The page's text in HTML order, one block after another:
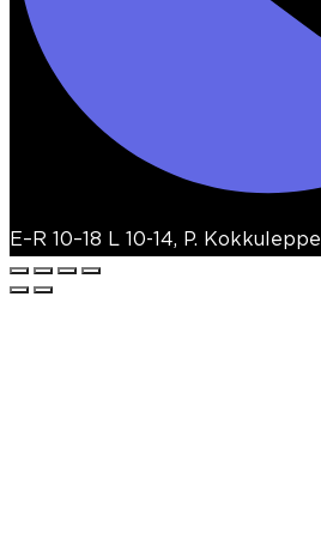
E–R 10–18 L 10-14, P. Kokkuleppel